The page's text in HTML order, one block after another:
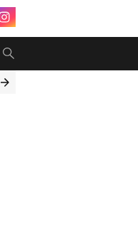
NEET Paper Leak